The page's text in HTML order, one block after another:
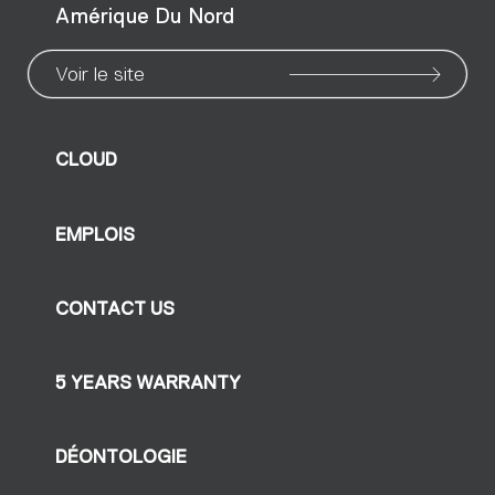
Amérique Du Nord
Voir le site
CLOUD
EMPLOIS
CONTACT US
5 YEARS WARRANTY
DÉONTOLOGIE